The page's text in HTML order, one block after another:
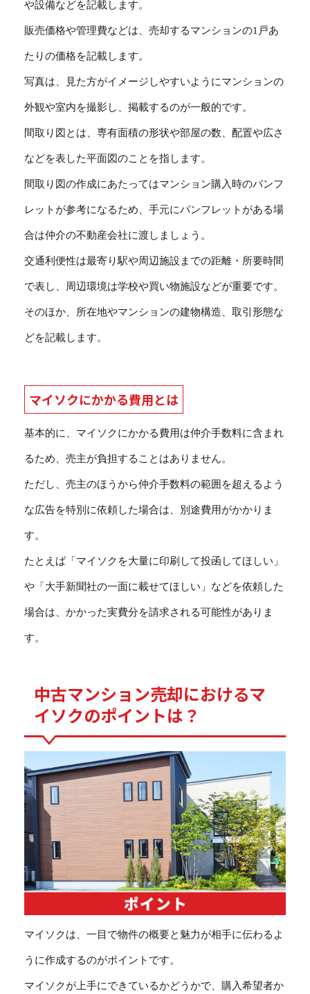
や設備などを記載します。
販売価格や管理費などは、売却するマンションの1戸あ
たりの価格を記載します。
写真は、見た方がイメージしやすいようにマンションの
外観や室内を撮影し、掲載するのが一般的です。
間取り図とは、専有面積の形状や部屋の数、配置や広さ
などを表した平面図のことを指します。
間取り図の作成にあたってはマンション購入時のパンフ
レットが参考になるため、手元にパンフレットがある場
合は仲介の不動産会社に渡しましょう。
交通利便性は最寄り駅や周辺施設までの距離・所要時間
で表し、周辺環境は学校や買い物施設などが重要です。
そのほか、所在地やマンションの建物構造、取引形態な
どを記載します。
マイソクにかかる費用とは
基本的に、マイソクにかかる費用は仲介手数料に含まれ
るため、売主が負担することはありません。
ただし、売主のほうから仲介手数料の範囲を超えるよう
な広告を特別に依頼した場合は、別途費用がかかりま
す。
たとえば「マイソクを大量に印刷して投函してほしい」
や「大手新聞社の一面に載せてほしい」などを依頼した
場合は、かかった実費分を請求される可能性がありま
す。
中古マンション売却におけるマ
イソクのポイントは？
マイソクは、一目で物件の概要と魅力が相手に伝わるよ
うに作成するのがポイントです。
マイソクが上手にできているかどうかで、購入希望者か